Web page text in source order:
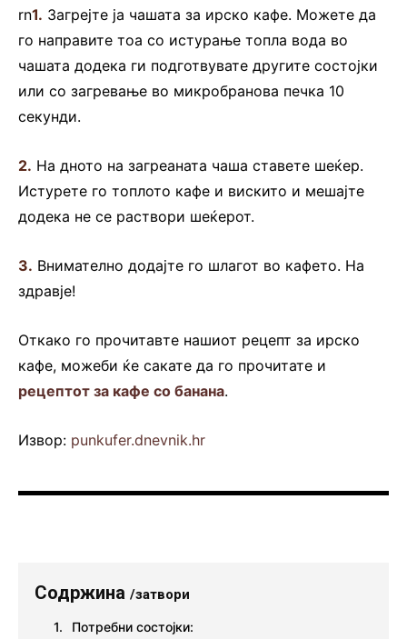
rn1. Загрејте ја чашата за ирско кафе. Можете да
го направите тоа со истурање топла вода во
чашата додека ги подготвувате другите состојки
или со загревање во микробранова печка 10
секунди.
2. На дното на загреаната чаша ставете шеќер.
Истурете го топлото кафе и вискито и мешајте
додека не се раствори шеќерот.
3. Внимателно додајте го шлагот во кафето. На
здравје!
Откако го прочитавте нашиот рецепт за ирско
кафе, можеби ќе сакате да го прочитате и
рецептот за кафе со банана.
Извор: punkufer.dnevnik.hr
Содржина /затвори
Потребни состојки: